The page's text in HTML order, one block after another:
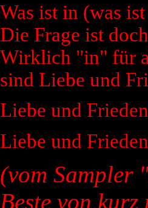
Was ist in (was
Die Frage ist
Wirklich "in" für
sind Liebe und
Liebe und
Liebe und
(vom Sampler
Beste von